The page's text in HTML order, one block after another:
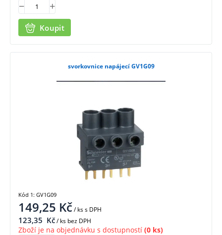
Koupit
svorkovnice napájecí GV1G09
149,25 Kč/ kss DPH
123,35 Kč/ ks bez DPH
Zboží je na objednávku s dostupností (0 ks)
Kód 1: GV1G09